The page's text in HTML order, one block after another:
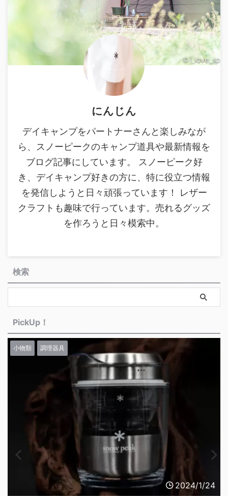
にんじん
デイキャンプをパートナーさんと楽しみなが
ら、スノーピークのキャンプ道具や最新情報を
ブログ記事にしています。 スノーピーク好
き、デイキャンプ好きの方に、特に役立つ情報
を発信しようと日々頑張っています！ レザー
クラフトも趣味で行っています。売れるグッズ
を作ろうと日々模索中。
検索
PickUp！
小物類 調理器具
2024/1/24